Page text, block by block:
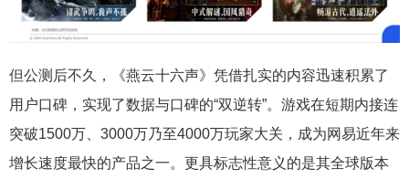
但公测后不久，《燕云十六声》凭借扎实的内容迅速积累了
用户口碑，实现了数据与口碑的“双逆转”。游戏在短期内接连
突破1500万、3000万乃至4000万玩家大关，成为网易近年来
增长速度最快的产品之一。更具标志性意义的是其全球版本